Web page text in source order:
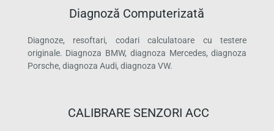
Diagnoză Computerizată
Diagnoze, resoftari, codari calculatoare cu testere
originale. Diagnoza BMW, diagnoza Mercedes, diagnoza
Porsche, diagnoza Audi, diagnoza VW.
CALIBRARE SENZORI ACC